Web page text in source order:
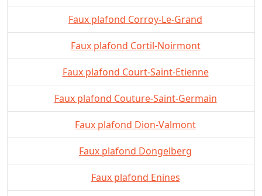
Faux plafond Corroy-Le-Grand
Faux plafond Cortil-Noirmont
Faux plafond Court-Saint-Etienne
Faux plafond Couture-Saint-Germain
Faux plafond Dion-Valmont
Faux plafond Dongelberg
Faux plafond Enines